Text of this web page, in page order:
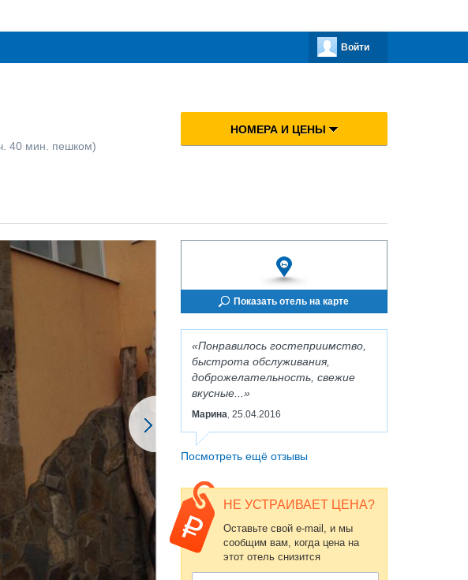
Войти
40 мин. пешком)
НОМЕРА И ЦЕНЫ
Показать отель на карте
Понравилось гостеприимство,
быстрота обслуживания,
доброжелательность, свежие
вкусные...
Марина 25.04.2016
Посмотреть ещё отзывы
НЕ УСТРАИВАЕТ ЦЕНА?
Оставьте свой e-mail, и мы
сообщим вам, когда цена на
этот отель снизится